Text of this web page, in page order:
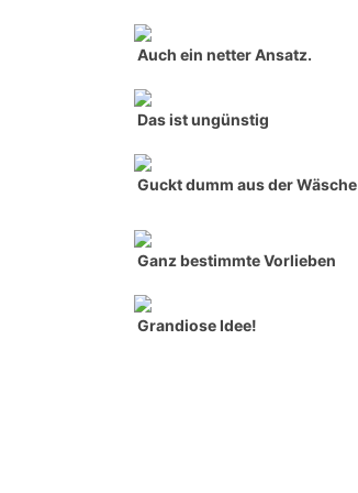
Auch ein netter Ansatz.
Das ist ungünstig
Guckt dumm aus der Wäsche
Ganz bestimmte Vorlieben
Grandiose Idee!